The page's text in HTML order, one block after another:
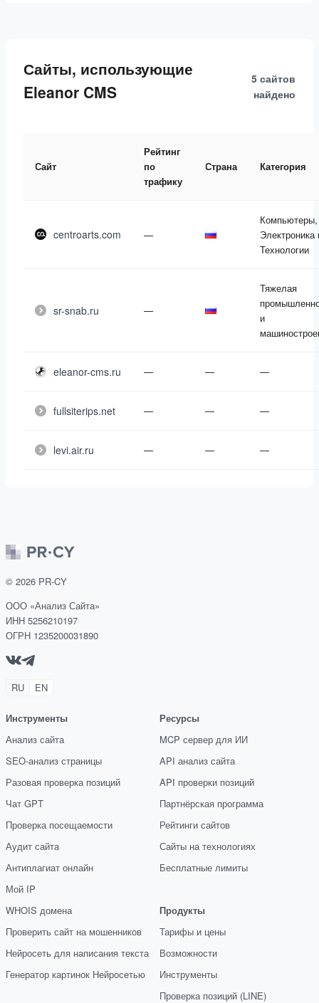
Сайты, использующие
Eleanor CMS
5 сайтов
найдено
Сайт
Рейтинг
по
трафику
Страна Категория
centroarts.com —
Компьютеры,
Электроника
Технологии
sr-snab.ru —
Тяжелая
и
eleanor-cms.ru — — —
fullsiterips.net — — —
levi.air.ru — — —
© 2026 PR-CY
ООО «Анализ Сайта»
ИНН 5256210197
ОГРН 1235200031890
RU EN
Инструменты
Анализ сайта
SEO-анализ страницы
Разовая проверка позиций
Чат GPT
Проверка посещаемости
Аудит сайта
Антиплагиат онлайн
Мой IP
WHOIS домена
Проверить сайт на мошенников
Нейросеть для написания текста
Генератор картинок Нейросетью
Ресурсы
MCP сервер для ИИ
API анализ сайта
API проверки позиций
Партнёрская программа
Рейтинги сайтов
Сайты на технологиях
Бесплатные лимиты
Продукты
Тарифы и цены
Возможности
Инструменты
Проверка позиций (LINE)